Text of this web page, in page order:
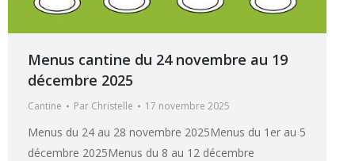
Menus cantine du 24 novembre au 19
décembre 2025
Cantine Par Christelle 17 novembre 2025
Menus du 24 au 28 novembre 2025Menus du 1er au 5
décembre 2025Menus du 8 au 12 décembre